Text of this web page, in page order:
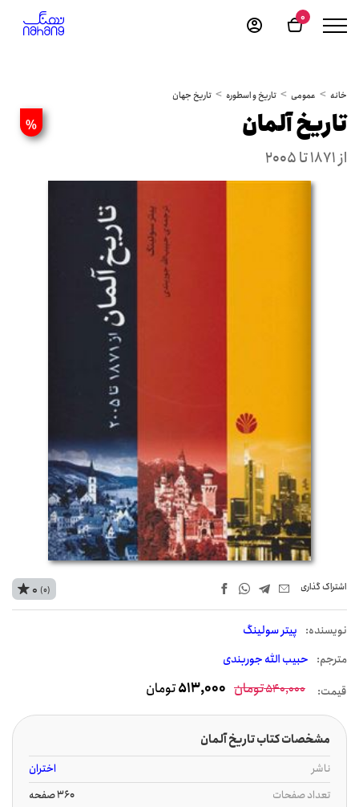
0
خانه عمومی تاریخ و اسطوره تاریخ جهان
% تاریخ آلمان
از 1871 تا 2005
اشتراک‌ گذاری
نويسنده: پیتر سولینگ
مترجم: حبیب الله جوربندی
0 (0)
قیمت: 540,000تومان 513,000تومان
مشخصات کتاب تاریخ آلمان
ناشر
اختران
تعداد صفحات
360 صفحه